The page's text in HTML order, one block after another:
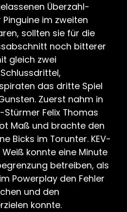
Überzahl-
im zweiten
sollten sie für die
noch bitterer
gleich zwei
das dritte Spiel
Zuerst nahm in
Stürmer Felix Thomas
Maß und brachte den
Bicks im Torunter. KEV-
konnte eine Minute
betreiben, als
Powerplay den Fehler
und den
konnte.